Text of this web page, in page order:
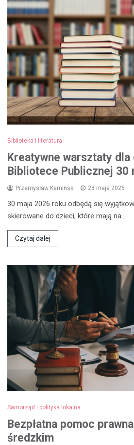
Biblioteka i literatura
Kreatywne warsztaty
Bibliotece Publicznej 30
Przemysław Kamiński 28 maja 2026
30 maja 2026 roku odbędą się
skierowane do dzieci, które mają na…
Czytaj dalej
Samorząd i polityka lokalna
Bezpłatna pomoc
średzkim